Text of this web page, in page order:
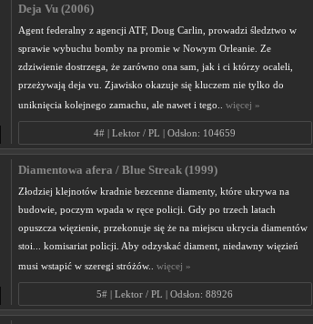
Deja Vu (2006)
Agent federalny z agencji ATF, Doug Carlin, prowadzi śledztwo w
sprawie wybuchu bomby na promie w Nowym Orleanie. Ze
zdziwienie dostrzega, że zarówno ona sam, jak i ci którzy ocaleli,
przeżywają deja vu. Zjawisko okazuje się kluczem nie tylko do
uniknięcia kolejnego zamachu, ale nawet i tego.. więcej »
4# | Lektor / PL | Odsłon: 104659
Diamentowa afera / Blue Streak (1999)
Złodziej klejnotów kradnie bezcenne diamenty, które ukrywa na
budowie, poczym wpada w ręce policji. Gdy po trzech latach
opuszcza więzienie, przekonuje się że na miejscu ukrycia diamentów
stoi... komisariat policji. Aby odzyskać diament, niedawny więzień
musi wstapić w szeregi stróżów.. więcej »
5# | Lektor / PL | Odsłon: 88926